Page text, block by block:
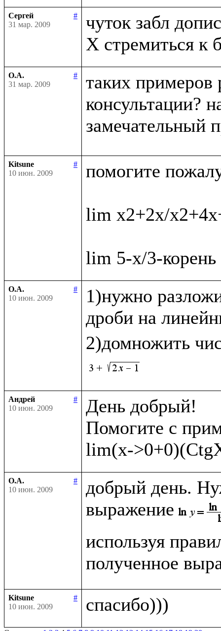
Сергей
#
31 мар. 2009
чуток забл
О.А.
#
31 мар. 2009
таких
консультации?
замечательный
Kitsune
#
10 июн. 2009
помогите
lim x2+2x/
О.А.
#
10 июн. 2009
1)нужно
дроби на
2)домножить
Андрей
#
10 июн. 2009
День добрый!
Помогите с
О.А.
#
10 июн. 2009
добрый день.
выражение
используя
полученное
Kitsune
#
10 июн. 2009